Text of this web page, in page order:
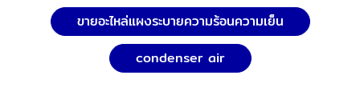
ขายอะไหล่แผงระบายความร้อนความเย็น
condenser air